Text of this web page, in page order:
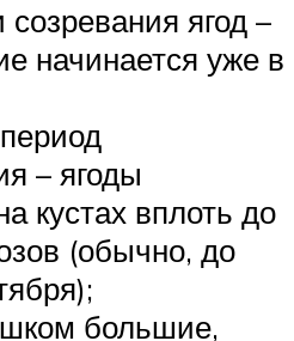
созревания ягод –
начинается уже в
– ягоды
кустах вплоть до
(обычно, до
большие,